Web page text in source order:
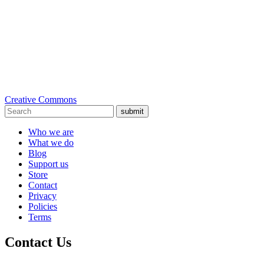
Creative Commons
submit
Who we are
What we do
Blog
Support us
Store
Contact
Privacy
Policies
Terms
Contact Us